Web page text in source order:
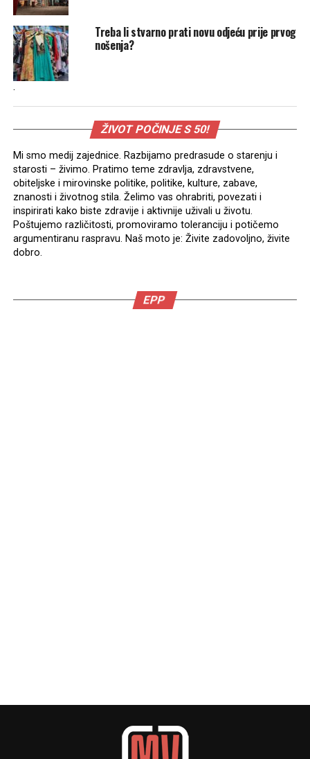
Treba li stvarno prati novu odjeću prije prvog
nošenja?
.
ŽIVOT POČINJE S 50!
Mi smo medij zajednice. Razbijamo predrasude o starenju i
starosti – živimo. Pratimo teme zdravlja, zdravstvene,
obiteljske i mirovinske politike, politike, kulture, zabave,
znanosti i životnog stila. Želimo vas ohrabriti, povezati i
inspirirati kako biste zdravije i aktivnije uživali u životu.
Poštujemo različitosti, promoviramo toleranciju i potičemo
argumentiranu raspravu. Naš moto je: Živite zadovoljno, živite
dobro.
EPP